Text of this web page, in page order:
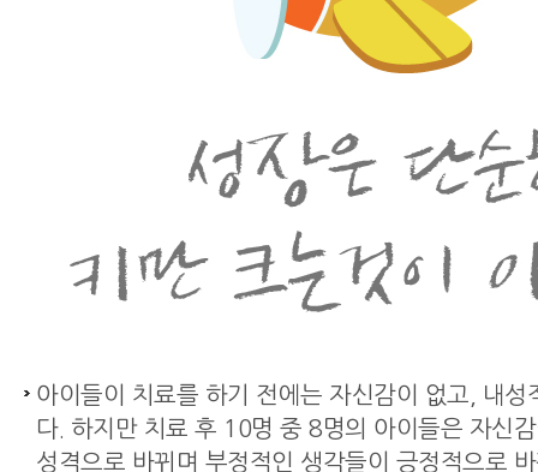
아이들이 치료를 하기 전에는 자신감이 없고, 내성
다. 하지만 치료 후 10명 중 8명의 아이들은 자신
성격으로 바뀌며 부정적인 생각들이 긍정적으로